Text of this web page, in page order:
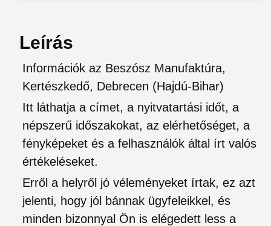
Leírás
Információk az Beszósz Manufaktúra,
Kertészkedő, Debrecen (Hajdú-Bihar)
Itt láthatja a címet, a nyitvatartási időt, a
népszerű időszakokat, az elérhetőséget, a
fényképeket és a felhasználók által írt valós
értékeléseket.
Erről a helyről jó véleményeket írtak, ez azt
jelenti, hogy jól bánnak ügyfeleikkel, és
minden bizonnyal Ön is elégedett less a